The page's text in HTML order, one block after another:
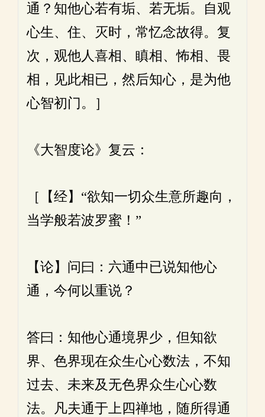
通？知他心若有垢、若无垢。自观
心生、住、灭时，常忆念故得。复
次，观他人喜相、瞋相、怖相、畏
相，见此相已，然后知心，是为他
心智初门。］
《大智度论》复云：
［【经】“欲知一切众生意所趣向，
当学般若波罗蜜！”
【论】问曰：六通中已说知他心
通，今何以重说？
答曰：知他心通境界少，但知欲
界、色界现在众生心心数法，不知
过去、未来及无色界众生心心数
法。凡夫通于上四禅地，随所得通